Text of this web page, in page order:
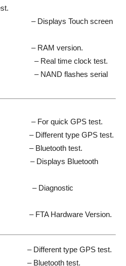
Touch screen
RAM version.
time clock test.
flashes serial
For quick GPS test.
type GPS test.
Bluetooth test.
Displays Bluetooth
Hardware Version.
type GPS test.
Bluetooth test.